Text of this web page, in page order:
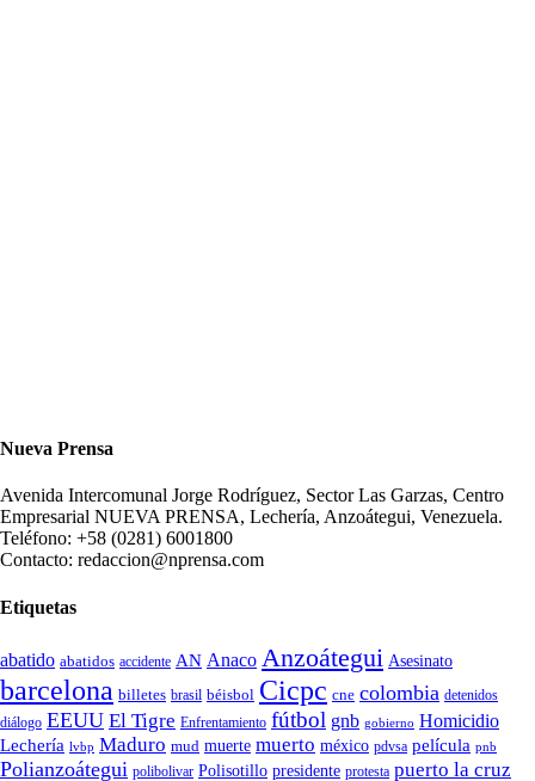
Nueva Prensa
Avenida Intercomunal Jorge Rodríguez, Sector Las Garzas, Centro
Empresarial NUEVA PRENSA, Lechería, Anzoátegui, Venezuela.
Teléfono: +58 (0281) 6001800
Contacto: redaccion@nprensa.com
Etiquetas
abatido abatidos accidente AN Anaco Anzoátegui Asesinato
barcelona billetes brasil béisbol Cicpc cne colombia detenidos
diálogo EEUU El Tigre Enfrentamiento fútbol gnb gobierno Homicidio
Lechería lvbp Maduro mud muerte muerto méxico pdvsa película pnb
Polianzoátegui polibolivar Polisotillo presidente protesta puerto la cruz